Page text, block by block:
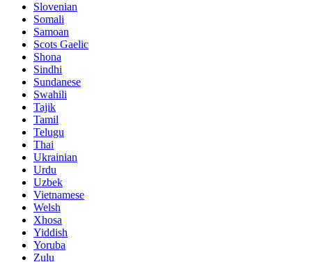
Slovenian
Somali
Samoan
Scots Gaelic
Shona
Sindhi
Sundanese
Swahili
Tajik
Tamil
Telugu
Thai
Ukrainian
Urdu
Uzbek
Vietnamese
Welsh
Xhosa
Yiddish
Yoruba
Zulu